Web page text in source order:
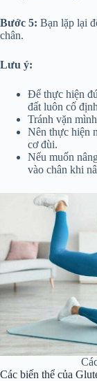
Bước 5: Bạn lặp lại
chân.
Lưu ý:
Để thực hiện
đất luôn cố
Tránh vặn
Nên thực hiện
cơ đùi.
Nếu muốn
vào chân khi
Các biến thể của